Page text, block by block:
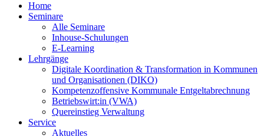
Home
Seminare
Alle Seminare
Inhouse-Schulungen
E-Learning
Lehrgänge
Digitale Koordination & Transformation in Kommunen
und Organisationen (DIKO)
Kompetenzoffensive Kommunale Entgeltabrechnung
Betriebswirt:in (VWA)
Quereinstieg Verwaltung
Service
Aktuelles